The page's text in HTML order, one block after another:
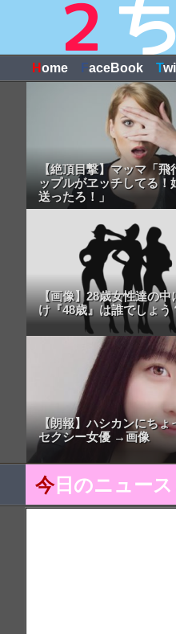
Home FaceBook T
【絶頂目撃】マッマ「飛
ップルがヱッチしてる！
送ったろ！」
【画像】28歳女性達の中
け『48歳』は誰でしょう
【朗報】ハシカンにちょ
セクシー女優 →画像
今日のニュー